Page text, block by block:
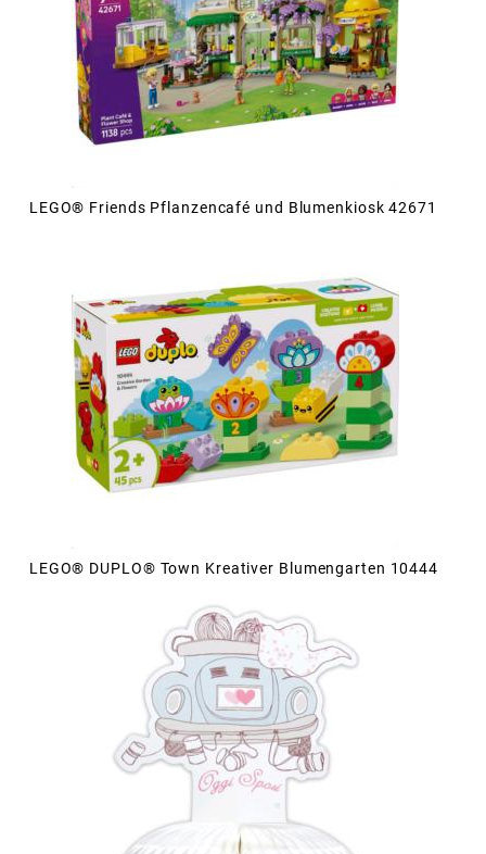
LEGO® Friends Pflanzencafé und Blumenkiosk 42671
LEGO® DUPLO® Town Kreativer Blumengarten 10444